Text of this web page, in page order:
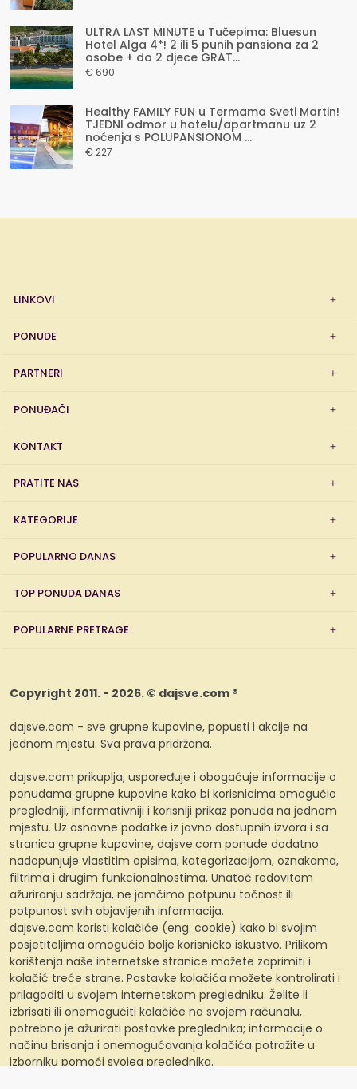
ULTRA LAST MINUTE u Tučepima: Bluesun
Hotel Alga 4*! 2 ili 5 punih pansiona za 2
osobe + do 2 djece GRAT...
€ 690
Healthy FAMILY FUN u Termama Sveti Martin!
TJEDNI odmor u hotelu/apartmanu uz 2
noćenja s POLUPANSIONOM ...
€ 227
LINKOVI
PONUDE
PARTNERI
PONUĐAČI
KONTAKT
PRATITE NAS
KATEGORIJE
POPULARNO DANAS
TOP PONUDA DANAS
POPULARNE PRETRAGE
Copyright 2011. - 2026. © dajsve.com ®
dajsve.com - sve grupne kupovine, popusti i akcije na
jednom mjestu. Sva prava pridržana.
dajsve.com prikuplja, uspoređuje i obogaćuje informacije o
ponudama grupne kupovine kako bi korisnicima omogućio
pregledniji, informativniji i korisniji prikaz ponuda na jednom
mjestu. Uz osnovne podatke iz javno dostupnih izvora i sa
stranica grupne kupovine, dajsve.com ponude dodatno
nadopunjuje vlastitim opisima, kategorizacijom, oznakama,
filtrima i drugim funkcionalnostima. Unatoč redovitom
ažuriranju sadržaja, ne jamčimo potpunu točnost ili
potpunost svih objavljenih informacija.
dajsve.com koristi kolačiće (eng. cookie) kako bi svojim
posjetiteljima omogućio bolje korisničko iskustvo. Prilikom
korištenja naše internetske stranice možete zaprimiti i
kolačić treće strane. Postavke kolačića možete kontrolirati i
prilagoditi u svojem internetskom pregledniku. Želite li
izbrisati ili onemogućiti kolačiće na svojem računalu,
potrebno je ažurirati postavke preglednika; informacije o
načinu brisanja i onemogućavanja kolačića potražite u
izborniku pomoći svojeg preglednika.